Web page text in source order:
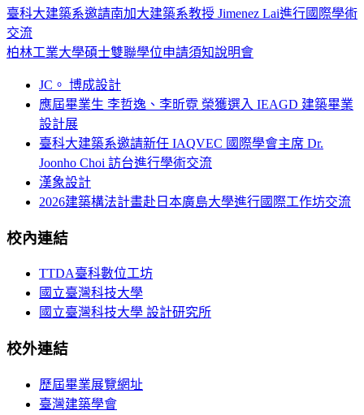
臺科大建築系邀請南加大建築系教授 Jimenez Lai進行國際學術
交流
柏林工業大學碩士雙聯學位申請須知說明會
JC。 博成設計
應屆畢業生 李哲逸、李昕霓 榮獲選入 IEAGD 建築畢業
設計展
臺科大建築系邀請新任 IAQVEC 國際學會主席 Dr.
Joonho Choi 訪台進行學術交流
漢象設計
2026建築構法計畫赴日本廣島大學進行國際工作坊交流
校內連結
TTDA臺科數位工坊
國立臺灣科技大學
國立臺灣科技大學 設計研究所
校外連結
歷屆畢業展覽網址
臺灣建築學會